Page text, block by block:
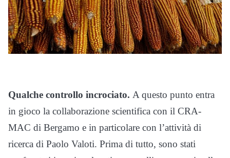
Qualche controllo incrociato. A questo punto entra
in gioco la collaborazione scientifica con il CRA-
MAC di Bergamo e in particolare con l’attività di
ricerca di Paolo Valoti. Prima di tutto, sono stati